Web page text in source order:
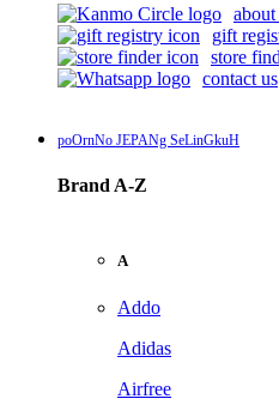
gift
store
contact us
poOrnNo JEPANg SeLinGkuH
Brand A-Z
A
Addo
Adidas
Airfree